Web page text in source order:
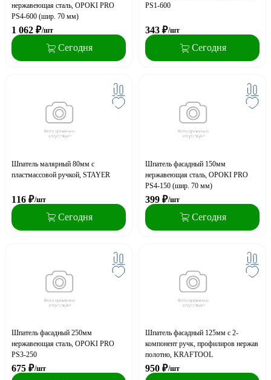
нержавеющая сталь, OPOKI PRO
PS4-600 (шир. 70 мм)
1 062 ₽/шт
Сегодня
PS1-600
343 ₽/шт
Сегодня
Шпатель малярный 80мм с
пластмассовой ручкой, STAYER
116 ₽/шт
Сегодня
Шпатель фасадный 150мм
нержавеющая сталь, OPOKI PRO
PS4-150 (шир. 70 мм)
399 ₽/шт
Сегодня
Шпатель фасадный 250мм
нержавеющая сталь, OPOKI PRO
PS3-250
675 ₽/шт
Шпатель фасадный 125мм с 2-
компонент ручк, профилиров нержав
полотно, KRAFTOOL
950 ₽/шт